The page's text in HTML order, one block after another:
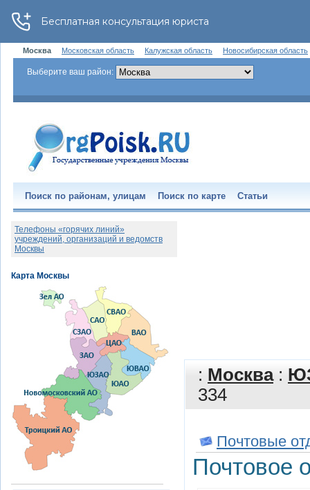
Москва Московская область Калужская область Новосибирская область
Выберите ваш район:
Поиск по районам, улицам Поиск по карте Статьи
: Москва:
334
Почтовые
Почтовое
Телефоны «горячих линий»
учреждений, организаций и ведомств
Москвы